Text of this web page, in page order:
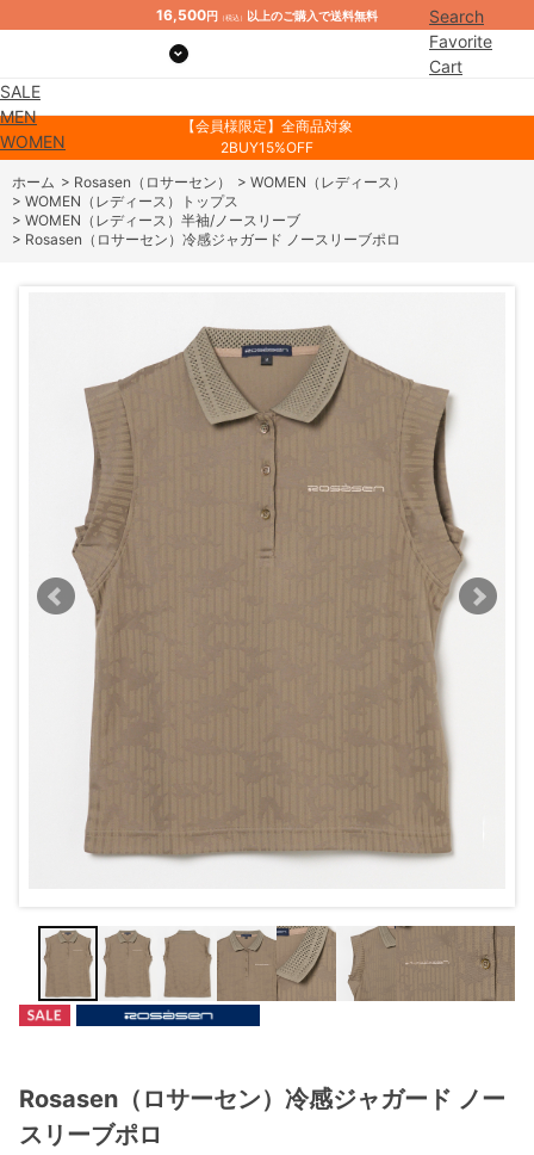
16,500円 （税込） 以上のご購入で送料無料
Search
Favorite
Cart
SALE
MEN
WOMEN
【会員様限定】全商品対象
2BUY15%OFF
ホーム > Rosasen（ロサーセン） > WOMEN（レディース）
> WOMEN（レディース）トップス
> WOMEN（レディース）半袖/ノースリーブ
> Rosasen（ロサーセン）冷感ジャガード ノースリーブポロ
Rosasen（ロサーセン）冷感ジャガード ノー
スリーブポロ